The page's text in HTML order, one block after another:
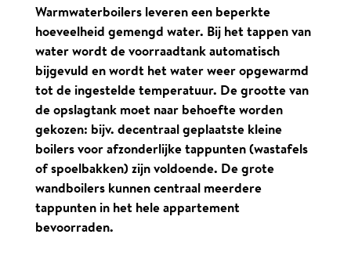
Warmwaterboilers leveren een beperkte
hoeveelheid gemengd water. Bij het tappen van
water wordt de voorraadtank automatisch
bijgevuld en wordt het water weer opgewarmd
tot de ingestelde temperatuur. De grootte van
de opslagtank moet naar behoefte worden
gekozen: bijv. decentraal geplaatste kleine
boilers voor afzonderlijke tappunten (wastafels
of spoelbakken) zijn voldoende. De grote
wandboilers kunnen centraal meerdere
tappunten in het hele appartement
bevoorraden.